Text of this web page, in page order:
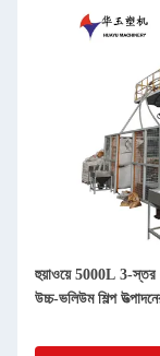
হুয়াওয়ে 5000L 3-স্তর
উচ্চ-ভলিউম শিল্প